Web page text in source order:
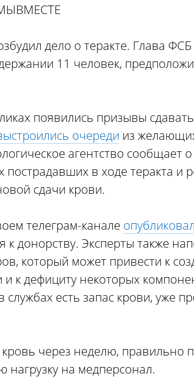
дело о теракте. Глава
11 человек,
появились призывы
очереди из
агентство сообщает
в ходе теракта и
сдачи крови.
телеграм-канале
к донорству. Эксперты также
который может привести к
к дефициту некоторых
есть запас крови, уже
кровь через неделю, правильно
нагрузку на медперсонал.